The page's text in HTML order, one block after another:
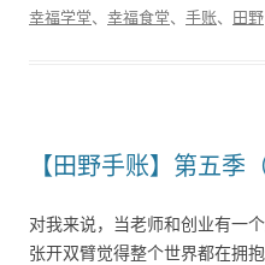
幸福学堂、 幸福食堂、 手账、 田野
【田野手账】第五季
对我来说，当老师和创业有
张开双臂觉得整个世界都在拥